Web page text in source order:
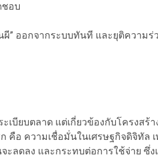
ชอบ
ผี” ออกจากระบบทันที และยุติความ
บียบตลาด แต่เกี่ยวข้องกับโครงสร้า
คือ ความเชื่อมั่นในเศรษฐกิจดิจิทัล
ะลดลง และกระทบต่อการใช้จ่าย ซึ่ง